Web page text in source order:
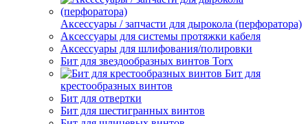
Аксессуары / запчасти для дырокола (перфоратора)
Аксессуары для системы протяжки кабеля
Аксессуары для шлифования/полировки
Бит для звездообразных винтов Torx
Бит для
крестообразных винтов
Бит для отвертки
Бит для шестигранных винтов